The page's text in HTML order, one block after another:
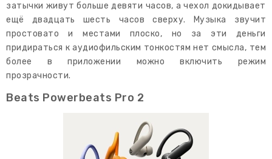
затычки живут больше девяти часов, а чехол докидывает
ещё двадцать шесть часов сверху. Музыка звучит
простовато и местами плоско, но за эти деньги
придираться к аудиофильским тонкостям нет смысла, тем
более в приложении можно включить режим
прозрачности.
Beats Powerbeats Pro 2